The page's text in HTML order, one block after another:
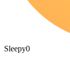
Sleepy0